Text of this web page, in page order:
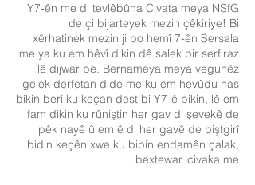
Y7-ên me di tevlêbûna Civata meya NSfG
de çi bijarteyek mezin çêkiriye! Bi
xêrhatinek mezin ji bo hemî 7-ên Sersala
me ya ku em hêvî dikin dê salek pir serfiraz
lê dijwar be. Bernameya meya veguhêz
gelek derfetan dide me ku em hevûdu nas
bikin berî ku keçan dest bi Y7-ê bikin, lê em
fam dikin ku rûniştin her gav di şevekê de
pêk nayê û em ê di her gavê de piştgirî
bidin keçên xwe ku bibin endamên çalak,
bextewar. civaka me.